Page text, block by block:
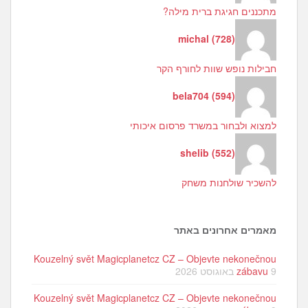
מתכננים חגיגת ברית מילה?
michal (728)
חבילות נופש שוות לחורף הקר
bela704 (594)
למצוא ולבחור במשרד פרסום איכותי
shelib (552)
להשכיר שולחנות משחק
מאמרים אחרונים באתר
Kouzelný svět Magicplanetcz CZ – Objevte nekonečnou
zábavu 9 באוגוסט 2026
Kouzelný svět Magicplanetcz CZ – Objevte nekonečnou